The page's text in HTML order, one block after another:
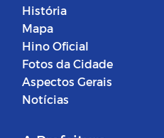
História
Mapa
Hino Oficial
Fotos da Cidade
Aspectos Gerais
Notícias